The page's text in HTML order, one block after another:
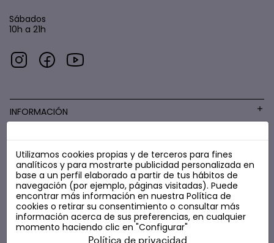
Sábados
10h a 21h
INFORMACIÓN
COSMÉTICA LOW COST
Utilizamos cookies propias y de terceros para fines
analíticos y para mostrarte publicidad personalizada en
base a un perfil elaborado a partir de tus hábitos de
navegación (por ejemplo, páginas visitadas). Puede
encontrar más información en nuestra Política de
cookies o retirar su consentimiento o consultar más
información acerca de sus preferencias, en cualquier
momento haciendo clic en "Configurar"
Política de privacidad